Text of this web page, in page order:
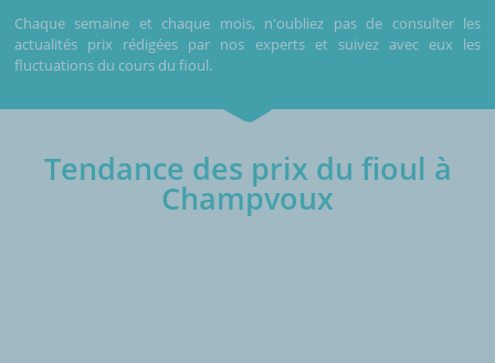
Chaque semaine et chaque mois, n'oubliez pas de consulter les
actualités prix rédigées par nos experts et suivez avec eux les
fluctuations du cours du fioul.
Tendance des prix du fioul à
Champvoux